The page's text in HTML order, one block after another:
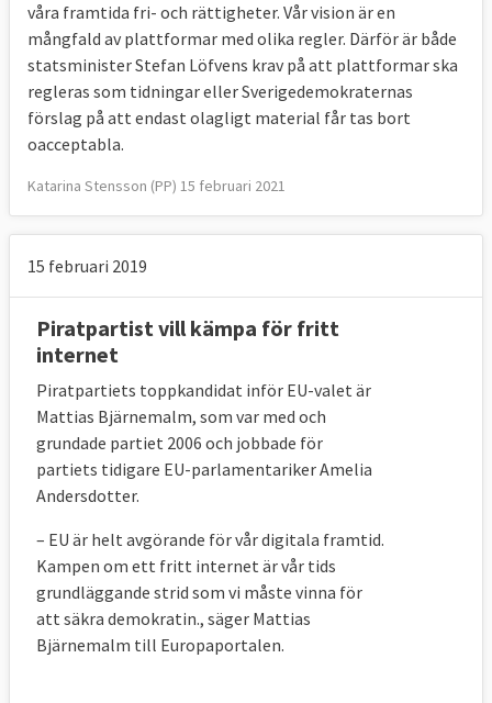
våra framtida fri- och rättigheter. Vår vision är en
mångfald av plattformar med olika regler. Därför är både
statsminister Stefan Löfvens krav på att plattformar ska
regleras som tidningar eller Sverigedemokraternas
förslag på att endast olagligt material får tas bort
oacceptabla.
Katarina Stensson (PP) 15 februari 2021
15 februari 2019
Piratpartist vill kämpa för fritt
internet
Piratpartiets toppkandidat inför EU-valet är
Mattias Bjärnemalm, som var med och
grundade partiet 2006 och jobbade för
partiets tidigare EU-parlamentariker Amelia
Andersdotter.
– EU är helt avgörande för vår digitala framtid.
Kampen om ett fritt internet är vår tids
grundläggande strid som vi måste vinna för
att säkra demokratin., säger Mattias
Bjärnemalm till Europaportalen.